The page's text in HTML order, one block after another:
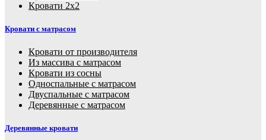
Кровати 2х2
Кровати с матрасом
Кровати от производителя
Из массива с матрасом
Кровати из сосны
Односпальные с матрасом
Двуспальные с матрасом
Деревянные с матрасом
Деревянные кровати